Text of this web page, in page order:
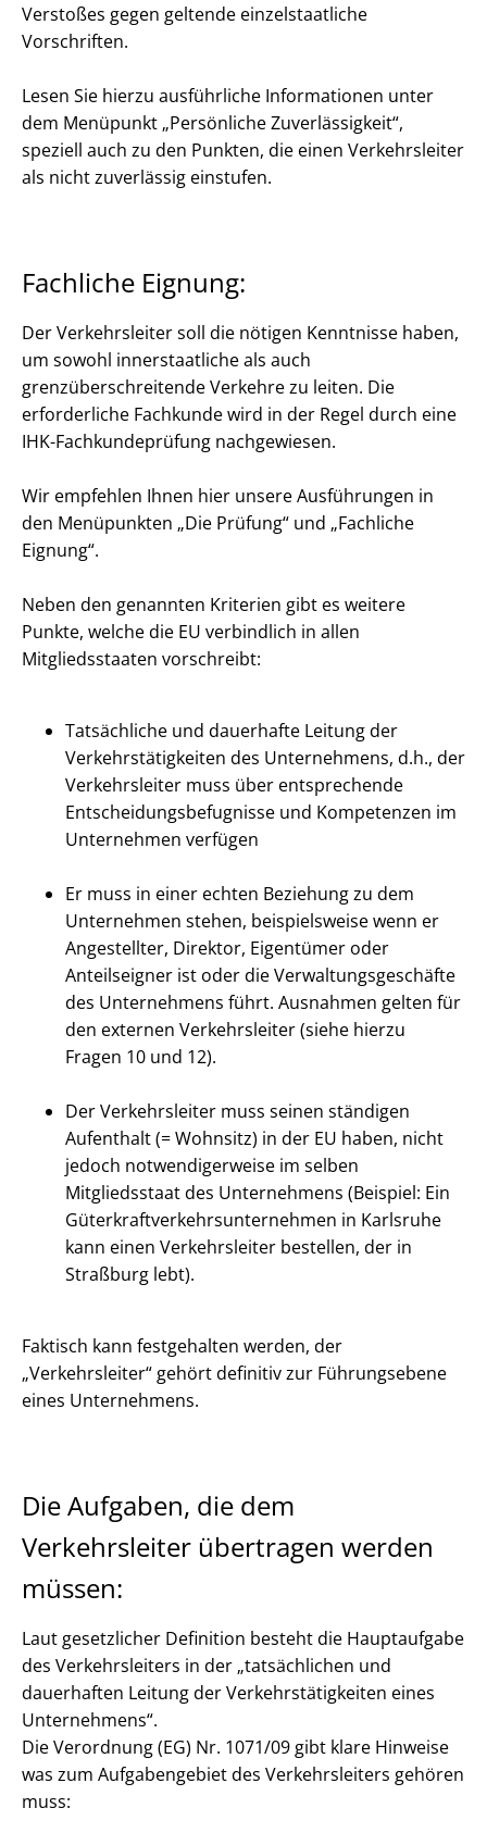
Verstoßes gegen geltende einzelstaatliche
Vorschriften.
Lesen Sie hierzu ausführliche Informationen unter
dem Menüpunkt „Persönliche Zuverlässigkeit“,
speziell auch zu den Punkten, die einen Verkehrsleiter
als nicht zuverlässig einstufen.
Fachliche Eignung:
Der Verkehrsleiter soll die nötigen Kenntnisse haben,
um sowohl innerstaatliche als auch
grenzüberschreitende Verkehre zu leiten. Die
erforderliche Fachkunde wird in der Regel durch eine
IHK-Fachkundeprüfung nachgewiesen.
Wir empfehlen Ihnen hier unsere Ausführungen in
den Menüpunkten „Die Prüfung“ und „Fachliche
Eignung“.
Neben den genannten Kriterien gibt es weitere
Punkte, welche die EU verbindlich in allen
Mitgliedsstaaten vorschreibt:
Tatsächliche und dauerhafte Leitung der
Verkehrstätigkeiten des Unternehmens, d.h., der
Verkehrsleiter muss über entsprechende
Entscheidungsbefugnisse und Kompetenzen im
Unternehmen verfügen
Er muss in einer echten Beziehung zu dem
Unternehmen stehen, beispielsweise wenn er
Angestellter, Direktor, Eigentümer oder
Anteilseigner ist oder die Verwaltungsgeschäfte
des Unternehmens führt. Ausnahmen gelten für
den externen Verkehrsleiter (siehe hierzu
Fragen 10 und 12).
Der Verkehrsleiter muss seinen ständigen
Aufenthalt (= Wohnsitz) in der EU haben, nicht
jedoch notwendigerweise im selben
Mitgliedsstaat des Unternehmens (Beispiel: Ein
Güterkraftverkehrsunternehmen in Karlsruhe
kann einen Verkehrsleiter bestellen, der in
Straßburg lebt).
Faktisch kann festgehalten werden, der
„Verkehrsleiter“ gehört definitiv zur Führungsebene
eines Unternehmens.
Die Aufgaben, die dem
Verkehrsleiter übertragen werden
müssen:
Laut gesetzlicher Definition besteht die Hauptaufgabe
des Verkehrsleiters in der „tatsächlichen und
dauerhaften Leitung der Verkehrstätigkeiten eines
Unternehmens“.
Die Verordnung (EG) Nr. 1071/09 gibt klare Hinweise
was zum Aufgabengebiet des Verkehrsleiters gehören
muss: